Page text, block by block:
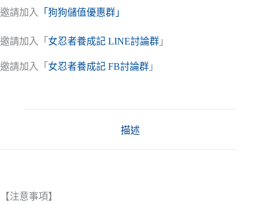
NT$30
到
邀請加入 「狗狗儲值優惠群」
邀請加入「 女忍者養成記 LINE討論群 」
邀請加入「 女忍者養成記 FB討論群 」
描述
【注意事項】